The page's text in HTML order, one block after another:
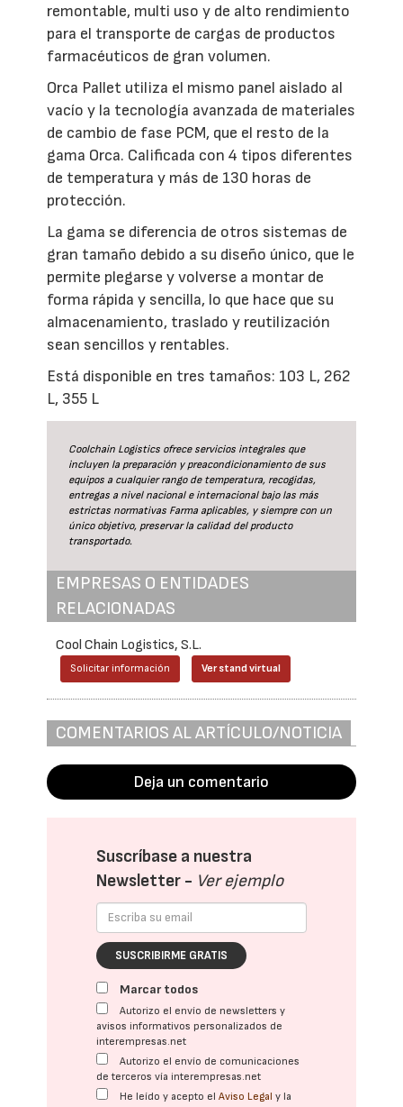
remontable, multi uso y de alto rendimiento
para el transporte de cargas de productos
farmacéuticos de gran volumen.
Orca Pallet utiliza el mismo panel aislado al
vacío y la tecnología avanzada de materiales
de cambio de fase PCM, que el resto de la
gama Orca. Calificada con 4 tipos diferentes
de temperatura y más de 130 horas de
protección.
La gama se diferencia de otros sistemas de
gran tamaño debido a su diseño único, que le
permite plegarse y volverse a montar de
forma rápida y sencilla, lo que hace que su
almacenamiento, traslado y reutilización
sean sencillos y rentables.
Está disponible en tres tamaños: 103 L, 262
L, 355 L
Coolchain Logistics ofrece servicios integrales que
incluyen la preparación y preacondicionamiento de sus
equipos a cualquier rango de temperatura, recogidas,
entregas a nivel nacional e internacional bajo las más
estrictas normativas Farma aplicables, y siempre con un
único objetivo, preservar la calidad del producto
transportado.
EMPRESAS O ENTIDADES
RELACIONADAS
Cool Chain Logistics, S.L.
Solicitar información Ver stand virtual
COMENTARIOS AL ARTÍCULO/NOTICIA
Deja un comentario
Suscríbase a nuestra
Newsletter - Ver ejemplo
SUSCRIBIRME GRATIS
Marcar todos
Autorizo el envío de newsletters y
avisos informativos personalizados de
interempresas.net
Autorizo el envío de comunicaciones
de terceros vía interempresas.net
He leído y acepto elAviso Legal y la